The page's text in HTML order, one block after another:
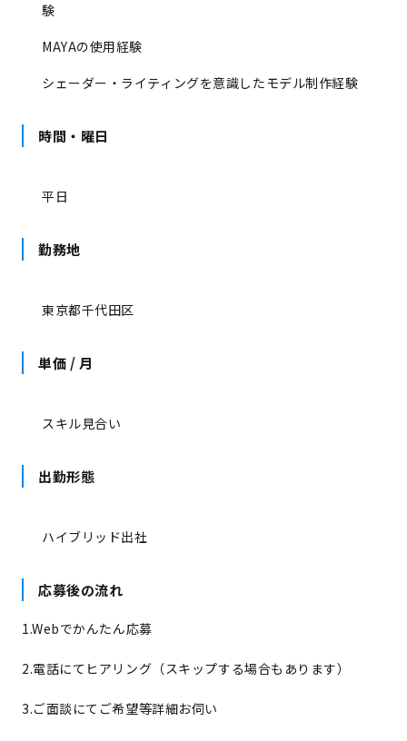
験
MAYAの使用経験
シェーダー・ライティングを意識したモデル制作経験
時間・曜日
平日
勤務地
東京都千代田区
単価 / 月
スキル見合い
出勤形態
ハイブリッド出社
応募後の流れ
1.Webでかんたん応募
2.電話にてヒアリング（スキップする場合もあります）
3.ご面談にてご希望等詳細お伺い